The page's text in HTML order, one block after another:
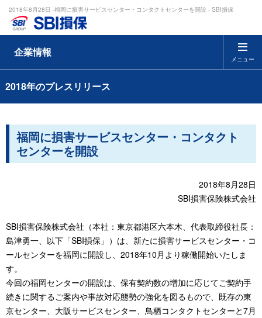
2018年8月28日 -福岡に損害サービスセンター・コンタクトセンターを開設 - SBI損保
メニュー
企業情報
2018年のプレスリリース
福岡に損害サービスセンター・コンタクト
センターを開設
2018年8月28日
SBI損害保険株式会社
SBI損害保険株式会社（本社：東京都港区六本木、代表取締役社長：
島津勇一、以下「SBI損保」）は、新たに損害サービスセンター・コ
ールセンターを福岡に開設し、2018年10月より稼働開始いたしま
す。
今回の福岡センターの開設は、保有契約数の増加に応じてご契約手
続きに関するご案内や事故対応態勢の強化を図るもので、既存の東
京センター、大阪サービスセンター、鳥栖コンタクトセンターと7月